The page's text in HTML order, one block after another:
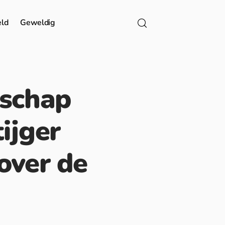
Geweldig
de